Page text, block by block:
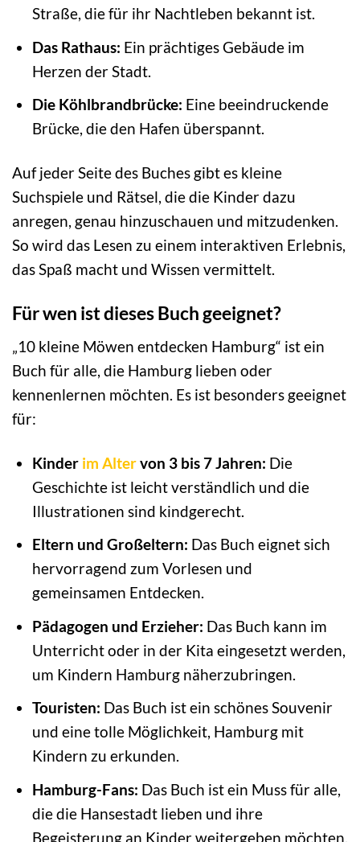
Straße, die für ihr Nachtleben bekannt ist.
Das Rathaus: Ein prächtiges Gebäude im
Herzen der Stadt.
Die Köhlbrandbrücke: Eine beeindruckende
Brücke, die den Hafen überspannt.
Auf jeder Seite des Buches gibt es kleine
Suchspiele und Rätsel, die die Kinder dazu
anregen, genau hinzuschauen und mitzudenken.
So wird das Lesen zu einem interaktiven Erlebnis,
das Spaß macht und Wissen vermittelt.
Für wen ist dieses Buch geeignet?
„10 kleine Möwen entdecken Hamburg“ ist ein
Buch für alle, die Hamburg lieben oder
kennenlernen möchten. Es ist besonders geeignet
für:
Kinder im Altervon 3 bis 7 Jahren: Die
Geschichte ist leicht verständlich und die
Illustrationen sind kindgerecht.
Eltern und Großeltern: Das Buch eignet sich
hervorragend zum Vorlesen und
gemeinsamen Entdecken.
Pädagogen und Erzieher: Das Buch kann im
Unterricht oder in der Kita eingesetzt werden,
um Kindern Hamburg näherzubringen.
Touristen: Das Buch ist ein schönes Souvenir
und eine tolle Möglichkeit, Hamburg mit
Kindern zu erkunden.
Hamburg-Fans: Das Buch ist ein Muss für alle,
die die Hansestadt lieben und ihre
Begeisterung an Kinder weitergeben möchten.